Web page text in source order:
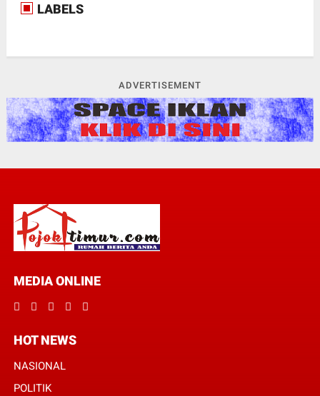
LABELS
ADVERTISEMENT
MEDIA ONLINE
HOT NEWS
NASIONAL
POLITIK